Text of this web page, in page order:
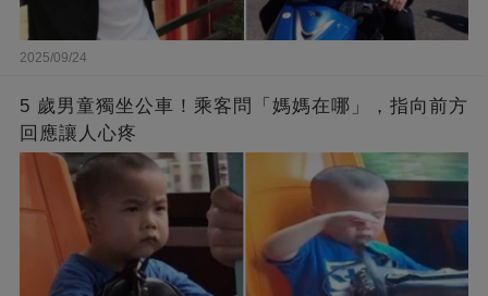
2025/09/24
5 歲男童獨坐公車！乘客問「媽媽在哪」，指向前方
回應讓人心疼